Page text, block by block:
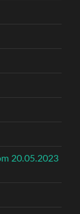
20.05.2023